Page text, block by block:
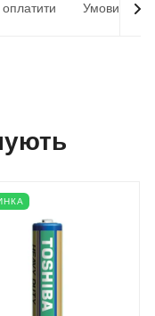
Умови